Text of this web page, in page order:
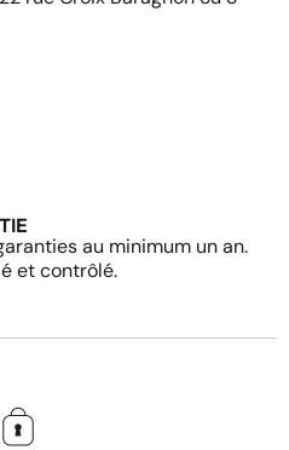
au minimum un an.
et contrôlé.